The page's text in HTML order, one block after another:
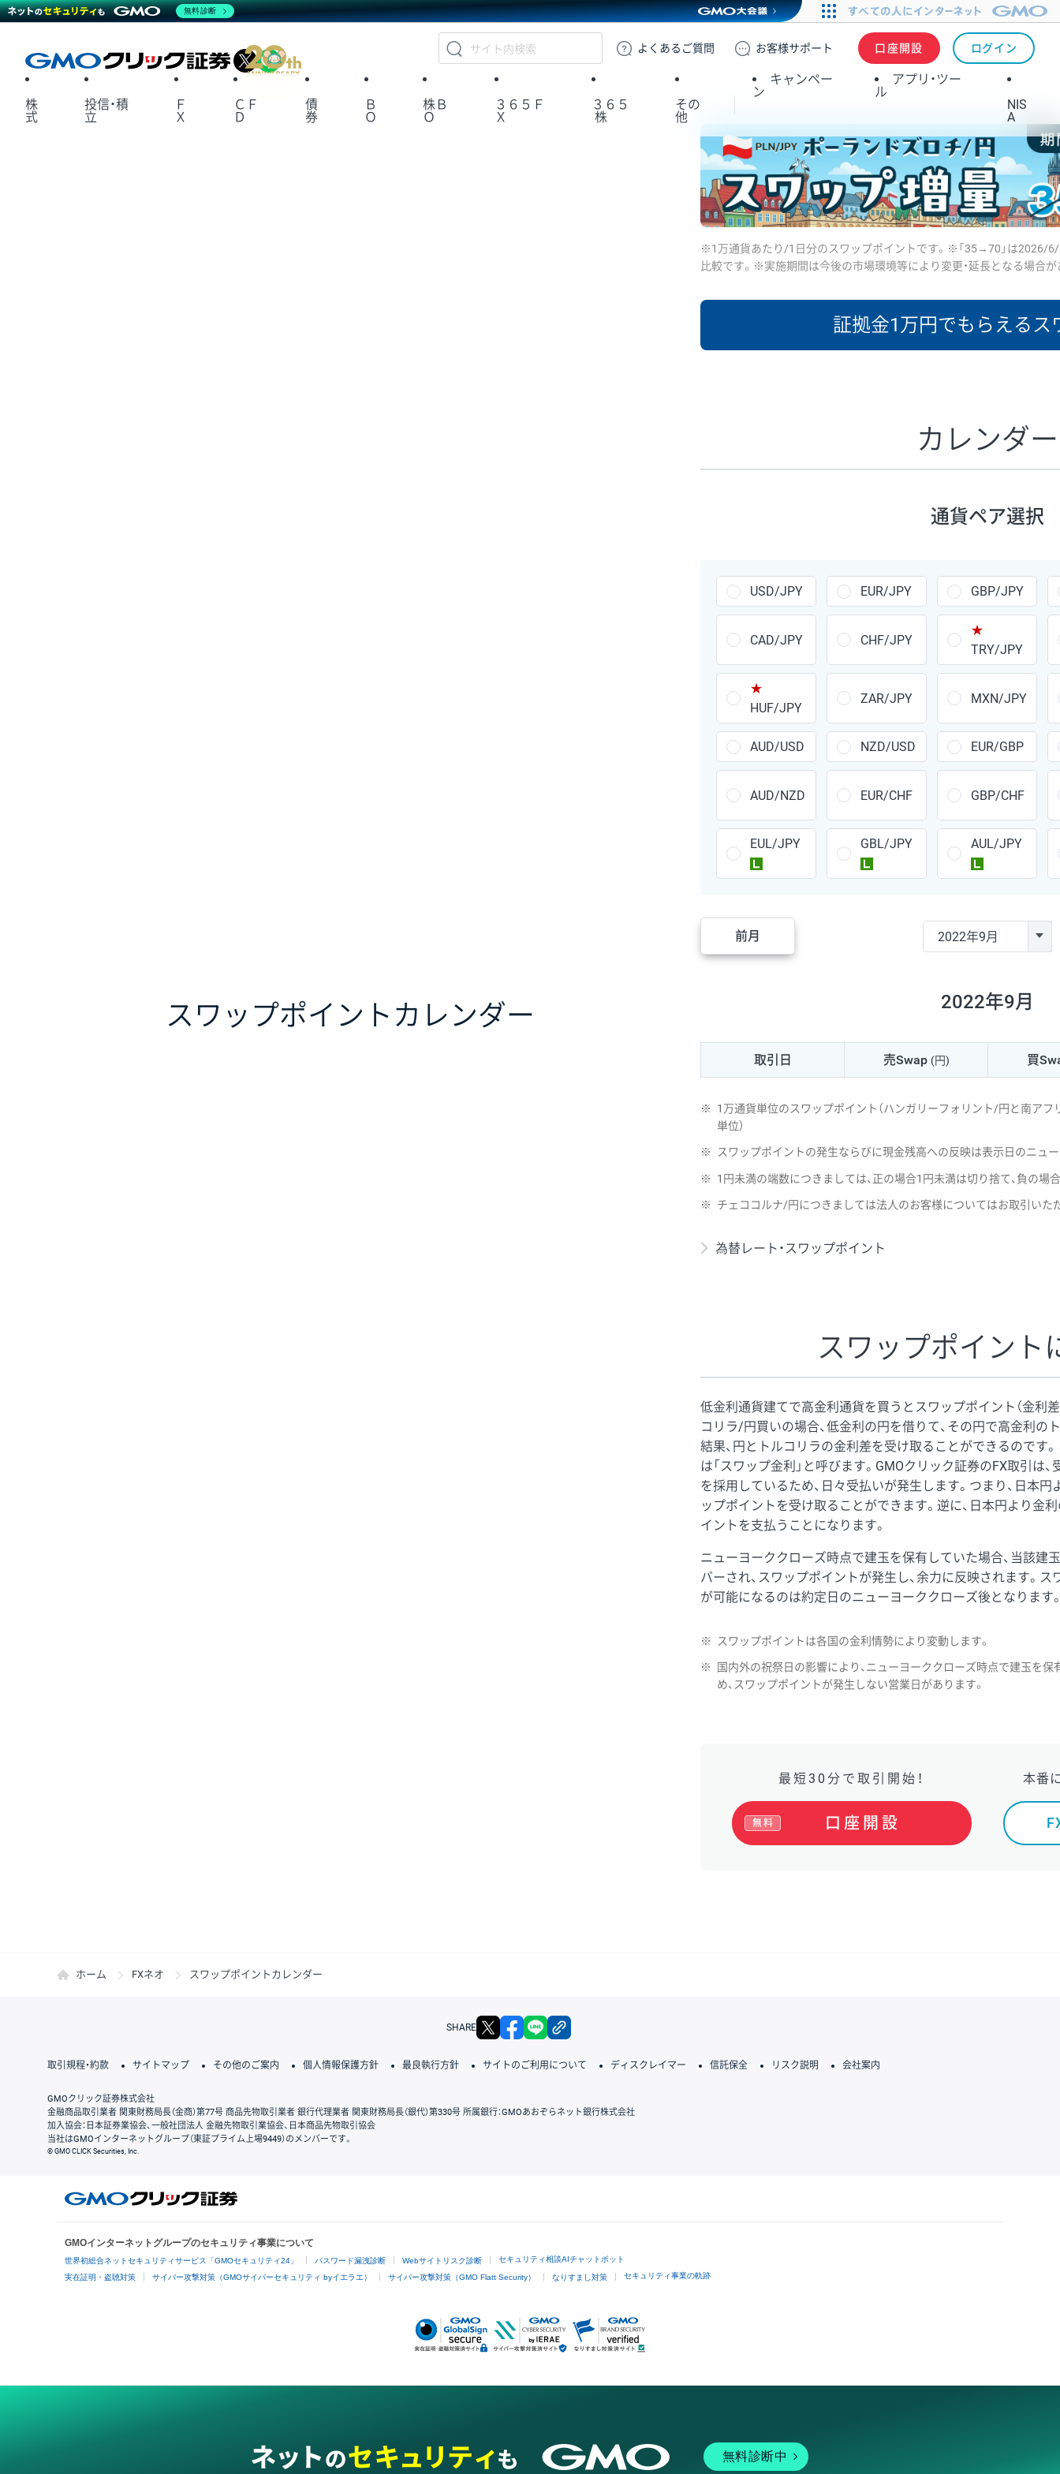
GMOクリック証券
よくある ご質問 お客様サポート 口座開設 ログイン
X
株
式
投信・積
立
Ｆ
Ｘ
ＣＦ
Ｄ
債
券
Ｂ
Ｏ
株Ｂ
Ｏ
３６５Ｆ
Ｘ
３６５
株
その
他
キャンペー
ン
アプリ・ツー
ル
NIS
A
スワップポイント カレンダー
※1万通貨あたり/1日分のスワップポイントです。※「35→70」は2026/6/
比較です。※実施期間は今後の市場環境等により変更・延長となる場合が
証拠金1万円でもらえるス
あたりの
ポイント
GBP/JPY 170円
AUD/JPY 106円
NZD/JPY 28円
CAD/JPY 38円
CHF/JPY 34円
PLN/JPY 35円
HUF/JPY 16円
ZAR/JPY 130円
MXN/JPY 140円
AUD/USD
EUR/AUD 103円
160円
※ハンガリーフォリント/円と南アフリカランド/円とメキシコペソ/
カレンダー
通貨ペア選択
USD/JPY EUR/JPY GBP/JPY
CAD/JPY CHF/JPY
★
TRY/JPY
★
HUF/JPY
ZAR/JPY MXN/JPY
AUD/USD NZD/USD EUR/GBP
AUD/NZD EUR/CHF GBP/CHF
EUL/JPY
GBL/JPY
AUL/JPY
前月
2022年9月
取引日 売Swap (円) 買
※
1万通貨単位のスワップポイント（ハンガリーフォリント/円と南ア
単位）
※ スワップポイントの発生ならびに現金残高への反映は表示日のニュ
※ 1円未満の端数につきましては、正の場合1円未満は切り捨て、負の場
※ チェココルナ/円につきましては法人のお客様についてはお取引いた
為替レート・スワップポイント
スワップポイント
低金利通貨建てで高金利通貨を買うとスワップポイント（金利
コリラ/円買いの場合、低金利の円を借りて、その円で高金利の
結果、円とトルコリラの金利差を受け取ることができるのです
は「スワップ金利」と呼びます。GMOクリック証券のFX取引は
を採用しているため、日々受払いが発生します。つまり、日本
ップポイントを受け取ることができます。逆に、日本円より金
イントを支払うことになります。
ニューヨーククローズ時点で建玉を保有していた場合、当該建
バーされ、スワップポイントが発生し、余力に反映されます。
が可能になるのは約定日のニューヨーククローズ後となります
※ スワップポイントは各国の金利情勢により変動します。
※
国内外の祝祭日の影響により、ニューヨーククローズ時点で建玉を
め、スワップポイントが発生しない営業日があります。
最短30分で取引開始！
口座開設
無料
本番
ホーム FXネオ スワップポイントカレンダー
SHARE X facebook
取引規程・約款 サイトマップ その他のご案内 個人情報保護方針 最良執行方針 サイトのご利用について ディスクレイマー 信託保全 リスク説明 会社案内
GMOクリック証券株式会社
金融商品取引業者 関東財務局長（金商）第77号 商品先物取引業者 銀行代理業者 関東財務局長（銀代）第330号 所属銀行：GMOあおぞらネット銀行株式会社
加入協会：日本証券業協会、一般社団法人 金融先物取引業協会、日本商品先物取引協会
当社はGMOインターネットグループ（東証プライム上場9449）のメンバーです。
© GMO CLICK Securities, Inc.
GMOインターネットグループのセキュリティ事業について
世界初総合ネットセキュリティサービス「GMOセキュリティ24」 パスワード漏洩診断 Webサイトリスク診断 セキュリティ相談AIチャットボット
実在証明・盗聴対策 サイバー攻撃対策（GMOサイバーセキュリティ byイエラエ） サイバー攻撃対策（GMO Flatt Security） なりすまし対策 セキュリティ事業の軌跡
無料診断中
無料診断